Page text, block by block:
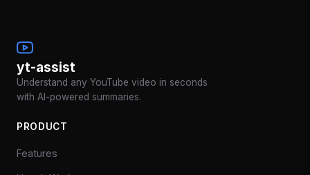
yt-assist
Understand any YouTube video in seconds
with AI-powered summaries.
PRODUCT
Features